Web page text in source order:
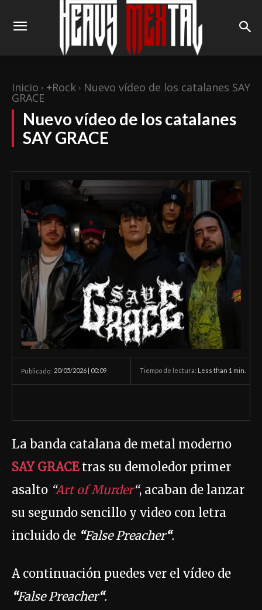
Inicio +Rock Nuevo vídeo de los catalanes SAY
GRACE
Nuevo vídeo de los catalanes
SAY GRACE
Publicado: 20/05/2026 | 00:09 Tiempo de lectura: Less than 1 min.
La banda catalana de metal moderno
SAY GRACEtras su demoledor primer
asalto “Art of Murder“, acaban de lanzar
su segundo sencillo y video con letra
incluido de “False Preacher“.
A continuación puedes ver el vídeo de
“False Preacher“.